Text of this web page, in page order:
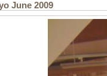
June 2009